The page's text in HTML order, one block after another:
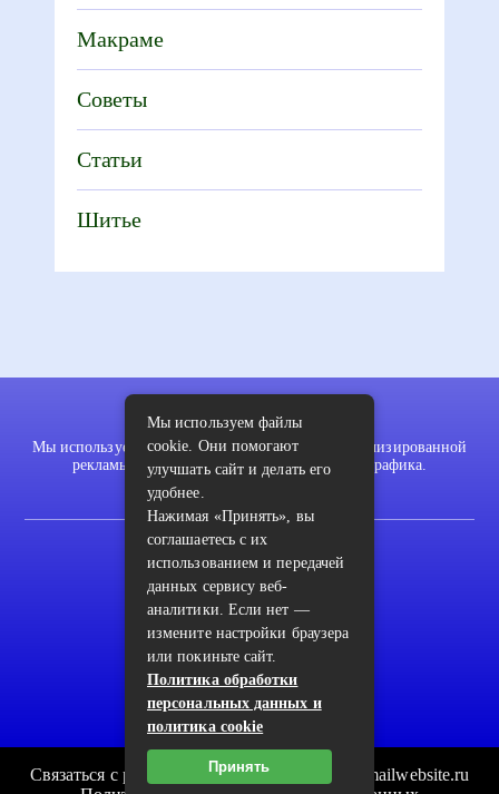
Макраме
Советы
Статьи
Шитье
Мы используем файлы cookie для показа персонализированной
рекламы и/или контента и анализа нашего трафика.
2022 © pykodelki.ru
Карта сайта
Контакты
Пользовательское соглашение
Архив
Связаться с редакцией сайта: pykodelki.ru@mailwebsite.ru
Мы используем файлы
cookie. Они помогают
улучшать сайт и делать его
удобнее.
Нажимая «Принять», вы
соглашаетесь с их
использованием и передачей
данных сервису веб-
аналитики. Если нет —
измените настройки браузера
или покиньте сайт.
Политика обработки
персональных данных и
политика cookie
Принять